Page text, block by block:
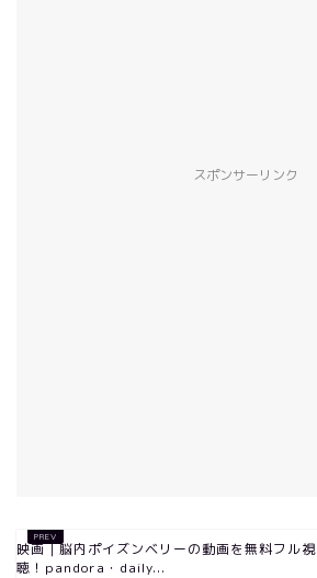
スポンサーリンク
映画｜脳内ポイズンベリーの動画を無料フル視
聴！pandora・daily...